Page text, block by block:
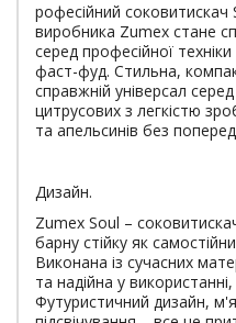
рофесійний соковитискач
виробника Zumex стане
серед професійної
фаст-фуд. Стильна,
справжній універсал
цитрусових з легкістю
та апельсинів без
Дизайн.
Zumex Soul –
барну стійку як
Виконана із сучасних
та надійна у
Футуристичний дизайн,